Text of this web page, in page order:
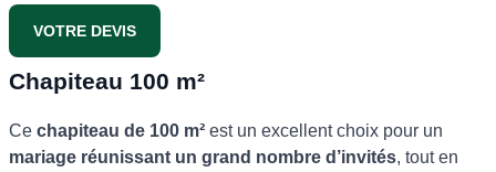
VOTRE DEVIS
Chapiteau 100 m²
Ce chapiteau de 100 m² est un excellent choix pour un
mariage réunissant un grand nombre d’invités, tout en